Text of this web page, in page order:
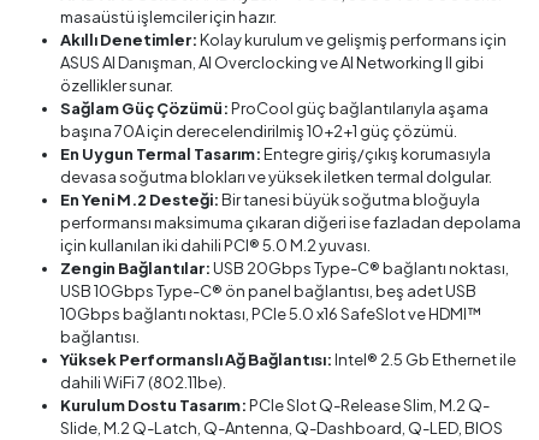
masaüstü işlemciler için hazır.
Akıllı Denetimler:Kolay kurulum ve gelişmiş performans için
ASUS AI Danışman, AI Overclocking ve AI Networking II gibi
özellikler sunar.
Sağlam Güç Çözümü:ProCool güç bağlantılarıyla aşama
başına 70A için derecelendirilmiş 10+2+1 güç çözümü.
En Uygun Termal Tasarım:Entegre giriş/çıkış korumasıyla
devasa soğutma blokları ve yüksek iletken termal dolgular.
En Yeni M.2 Desteği:Bir tanesi büyük soğutma bloğuyla
performansı maksimuma çıkaran diğeri ise fazladan depolama
için kullanılan iki dahili PCI® 5.0 M.2 yuvası.
Zengin Bağlantılar:USB 20Gbps Type-C® bağlantı noktası,
USB 10Gbps Type-C® ön panel bağlantısı, beş adet USB
10Gbps bağlantı noktası, PCIe 5.0 x16 SafeSlot ve HDMI™
bağlantısı.
Yüksek Performanslı Ağ Bağlantısı:Intel® 2.5 Gb Ethernet ile
dahili WiFi 7 (802.11be).
Kurulum Dostu Tasarım:PCIe Slot Q-Release Slim, M.2 Q-
Slide, M.2 Q-Latch, Q-Antenna, Q-Dashboard, Q-LED, BIOS